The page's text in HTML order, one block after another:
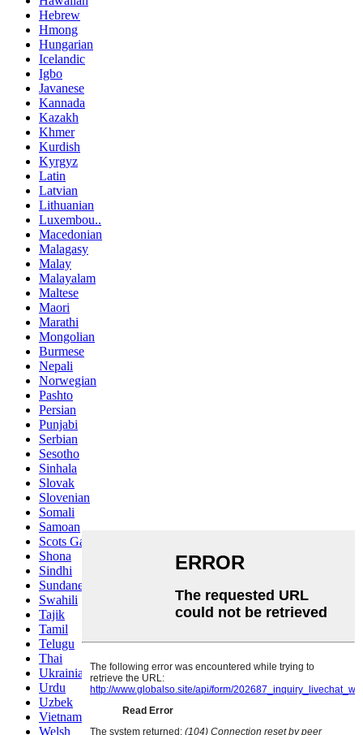
Hebrew
Hmong
Hungarian
Icelandic
Igbo
Javanese
Kannada
Kazakh
Khmer
Kurdish
Kyrgyz
Latin
Latvian
Lithuanian
Luxembou..
Macedonian
Malagasy
Malay
Malayalam
Maltese
Maori
Marathi
Mongolian
Burmese
Nepali
Norwegian
Pashto
Persian
Punjabi
Serbian
Sesotho
Sinhala
Slovak
Slovenian
Somali
Samoan
Scots Gaelic
Shona
Sindhi
Sundanese
Swahili
Tajik
Tamil
Telugu
Thai
Ukrainian
Urdu
Uzbek
Vietnamese
Welsh